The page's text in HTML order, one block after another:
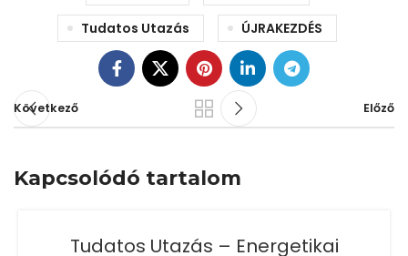
Tudatos Utazás
ÚJRAKEZDÉS
Következő Előző
Kapcsolódó tartalom
Tudatos Utazás – Energetikai